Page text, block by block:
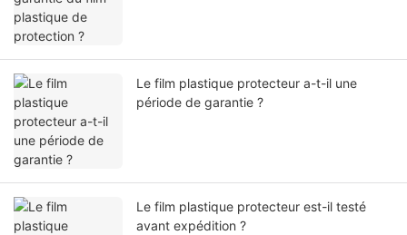
Le film plastique protecteur a-t-il une
période de garantie ?
Le film plastique protecteur est-il testé
avant expédition ?